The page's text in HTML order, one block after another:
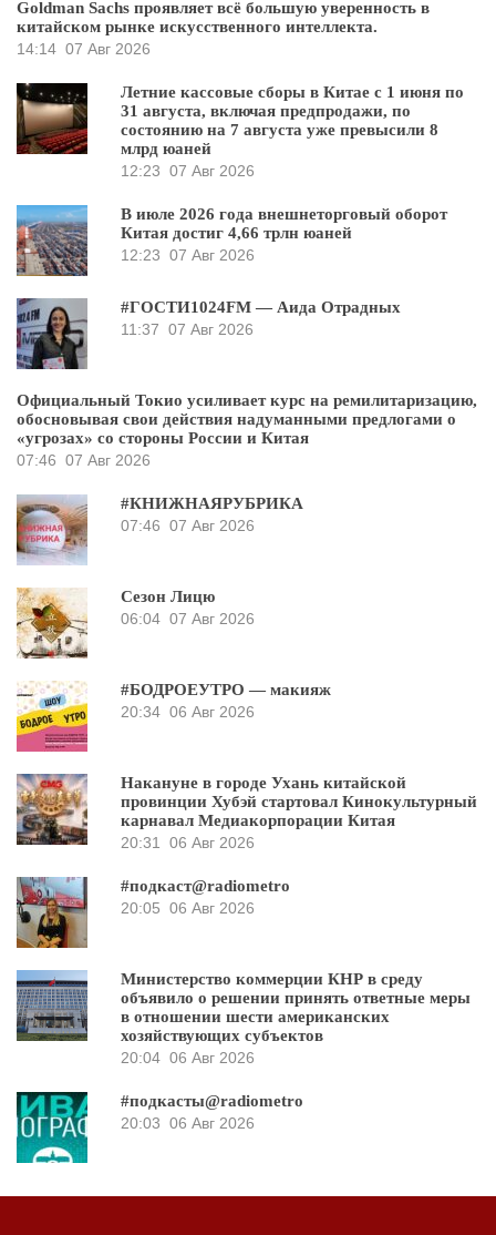
Goldman Sachs проявляет всё большую уверенность в
китайском рынке искусственного интеллекта.
14:14 07 Авг 2026
Летние кассовые сборы в Китае с 1 июня по
31 августа, включая предпродажи, по
состоянию на 7 августа уже превысили 8
млрд юаней
12:23 07 Авг 2026
В июле 2026 года внешнеторговый оборот
Китая достиг 4,66 трлн юаней
12:23 07 Авг 2026
#ГОСТИ1024FM — Аида Отрадных
11:37 07 Авг 2026
Официальный Токио усиливает курс на ремилитаризацию,
обосновывая свои действия надуманными предлогами о
«угрозах» со стороны России и Китая
07:46 07 Авг 2026
#КНИЖНАЯРУБРИКА
07:46 07 Авг 2026
Сезон Лицю
06:04 07 Авг 2026
#БОДРОЕУТРО — макияж
20:34 06 Авг 2026
Накануне в городе Ухань китайской
провинции Хубэй стартовал Кинокультурный
карнавал Медиакорпорации Китая
20:31
06 Авг 2026
#подкаст@radiometro
20:05 06 Авг 2026
Министерство коммерции КНР в среду
объявило о решении принять ответные меры
в отношении шести американских
хозяйствующих субъектов
20:04 06 Авг 2026
#подкасты@radiometro
20:03 06 Авг 2026